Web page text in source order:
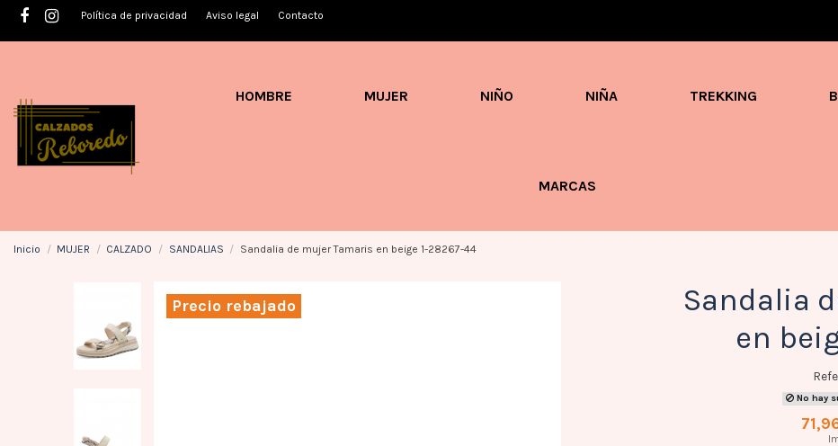
Política de privacidad Aviso legal Contacto
HOMBRE MUJER NIÑO NIÑA TREKKING
MARCAS
Inicio MUJER CALZADO SANDALIAS Sandalia de mujer Tamaris en beige 1-28267-44
Precio rebajado
Sandalia
en
No hay